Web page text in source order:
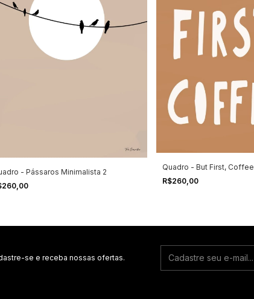
- Pássaros Minimalista 2
Quadro - But First, Coffee
R$260,00
se e receba nossas ofertas.